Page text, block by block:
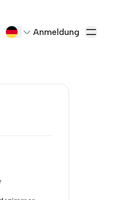
Anmeldung